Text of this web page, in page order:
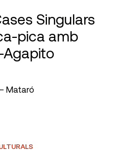
Singulars
pica amb
Agapito
Mataró